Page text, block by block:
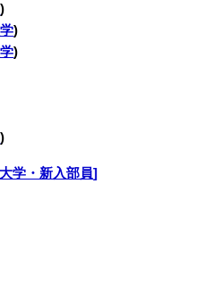
)
)
)
)
学・新入部員]